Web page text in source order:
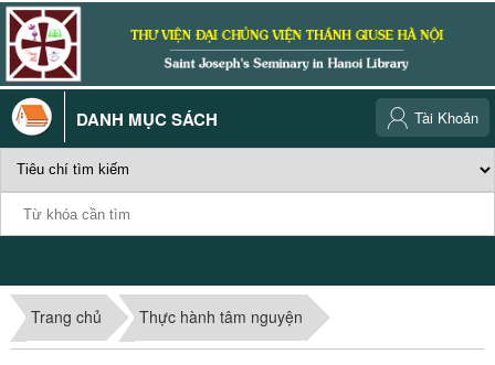
DANH MỤC SÁCH Tài Khoản
Trang chủ Thực hành tâm nguyện